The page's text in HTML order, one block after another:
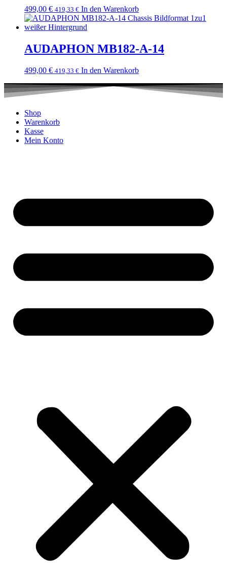
499,00 € 419,33 € In den Warenkorb
AUDAPHON MB182-A-14
499,00 € 419,33 € In den Warenkorb
Shop
Warenkorb
Kasse
Mein Konto